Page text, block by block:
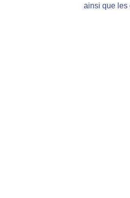
ainsi que les